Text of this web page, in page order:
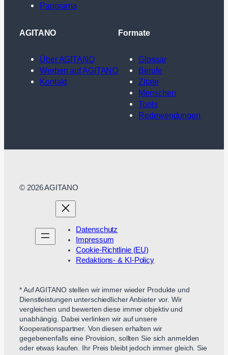
Panorama
AGITANO
Über AGITANO
Werben auf AGITANO
Kontakt
Formate
Glossar
Berufe
Zitate
Menschen
Tools
Redewendungen
© 2026 AGITANO
Datenschutz
Impressum
Cookie-Richtlinie (EU)
Redaktions- & KI-Policy
* Auf AGITANO stellen wir immer wieder Produkte und
Dienstleistungen unterschiedlicher Anbieter vor. Wir
vergleichen und bewerten diese immer objektiv und
unabhängig. Dabei verlinken wir auf unsere
Kooperationspartner. Von diesen erhalten wir
gegebenenfalls eine Provision, sollten Sie sich anmelden
oder etwas kaufen. Ihr Preis bleibt jedoch immer gleich. Sie